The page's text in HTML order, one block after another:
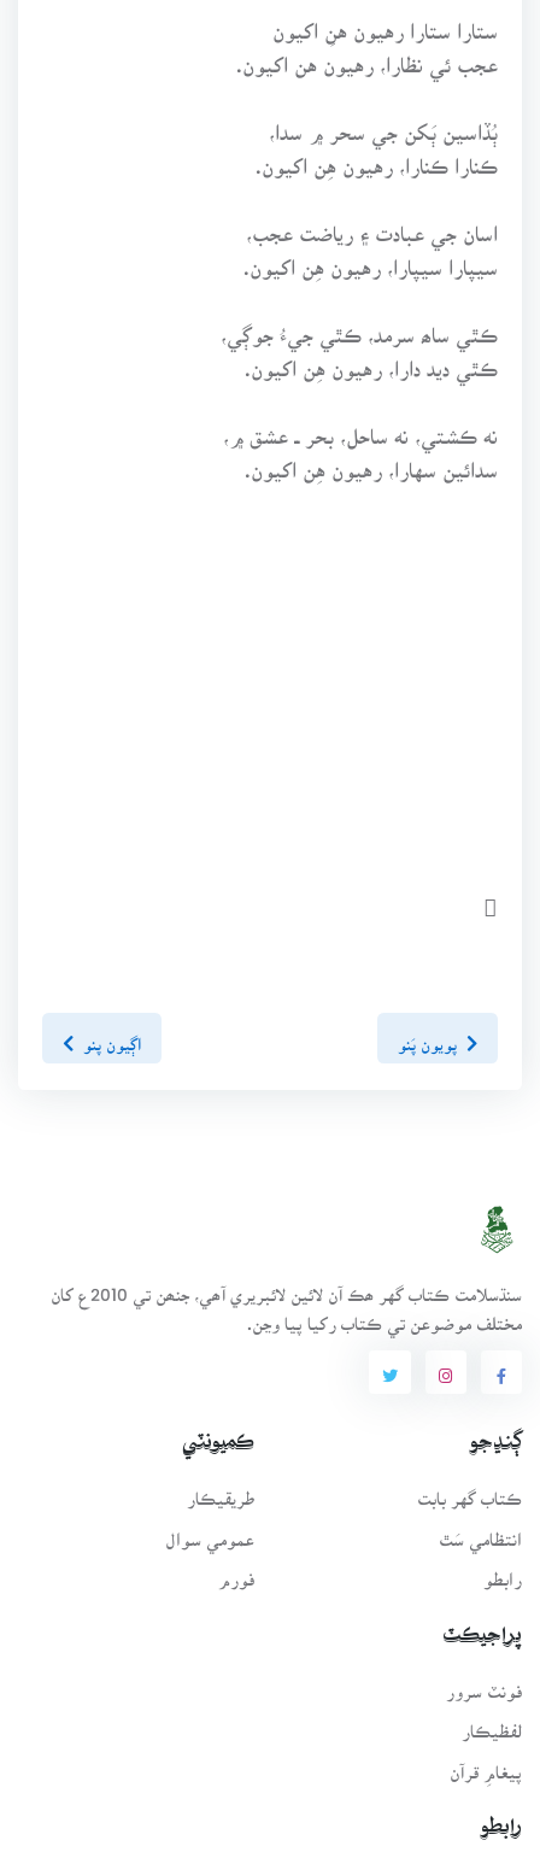
ستارا ستارا رهيون هنِ اکيون
عجب ئي نظارا، رهيون هن اکيون.
ٻُڏاسين ٻَکن جي سحر ۾ سدا،
ڪنارا ڪنارا، رهيون هِن اکيون.
اسان جي عبادت ۽ رياضت عجب،
سيپارا سيپارا، رهيون هِن اکيون.
ڪٿي ساھ سرمد، ڪٿي جيءُ جوڳي،
ڪٿي ديد دارا، رهيون هِن اکيون.
نه ڪشتي، نه ساحل، بحر ــ عشق ۾،
سدائين سهارا، رهيون هِن اکيون.

پويون پَنو اڳيون پنو
سنڌسلامت ڪتاب گهر ھڪ آن لائين لائبريري آھي، جنھن تي 2010ع کان
مختلف موضوعن تي ڪتاب رکيا پيا وڃن.
ڳنڍجو
ڪتاب گهر بابت
انتظامي سَٿ
رابطو
ڪميونٽي
طريقيڪار
عمومي سوال
فورم
پراجيڪٽ
لفظيڪار
پيغامِ قرآن
رابطو